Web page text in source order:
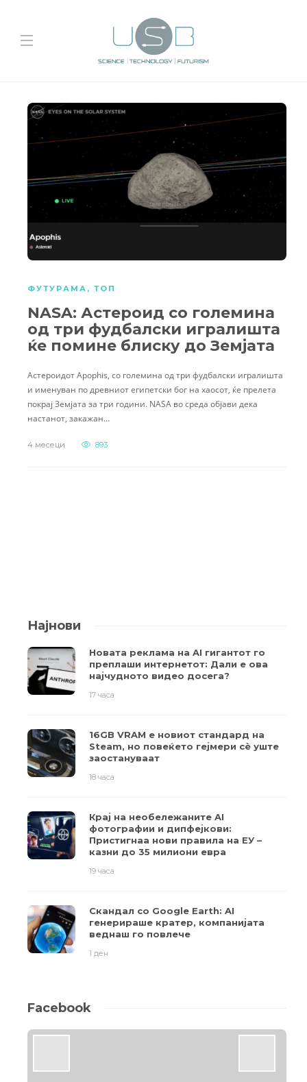
ФУТУРАМА , ТОП
NASA: Астероид со големина
од три фудбалски игралишта
ќе помине блиску до Земјата
Астероидот Apophis, со големина од три фудбалски игралишта
и именуван по древниот египетски бог на хаосот, ќе прелета
покрај Земјата за три години. NASA во среда објави дека
настанот, закажан…
4 месеци 893
Најнови
Новата реклама на AI гигантот го
преплаши интернетот: Дали е ова
најчудното видео досега?
17 часа
16GB VRAM е новиот стандард на
Steam, но повеќето гејмери ​​сè уште
заостануваат
18 часа
Крај на необележаните AI
фотографии и дипфејкови:
Пристигнаа нови правила на ЕУ –
казни до 35 милиони евра
19 часа
Скандал со Google Earth: AI
генерираше кратер, компанијата
веднаш го повлече
1 ден
Facebook